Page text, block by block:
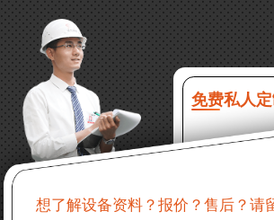
吗？
16分钟前 程先生：破碎生产线出个
么售后服务？
22分钟前 郑女士：想了解时产500吨
31分钟前 吴先生：成套石头破碎设备
产品资料
免费私人定
想了解设备资料？报价？售后？请